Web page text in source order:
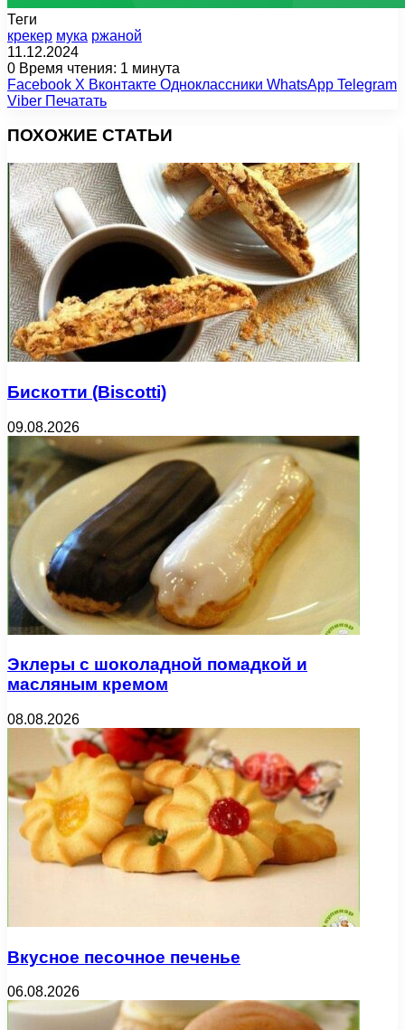
Теги
крекер мука ржаной
11.12.2024
0 Время чтения: 1 минута
Facebook X Вконтакте Одноклассники WhatsApp Telegram
Viber Печатать
ПОХОЖИЕ СТАТЬИ
Бискотти (Biscotti)
09.08.2026
Эклеры с шоколадной помадкой и
масляным кремом
08.08.2026
Вкусное песочное печенье
06.08.2026